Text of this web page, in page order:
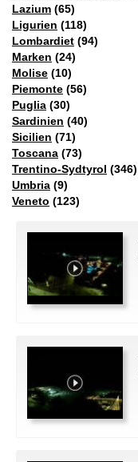
Lazium (65)
Ligurien (118)
Lombardiet (94)
Marken (24)
Molise (10)
Piemonte (56)
Puglia (30)
Sardinien (40)
Sicilien (71)
Toscana (73)
Trentino-Sydtyrol (346)
Umbria (9)
Veneto (123)